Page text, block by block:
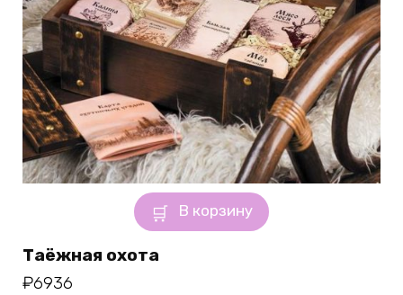
В корзину
Таёжная охота
₽6936